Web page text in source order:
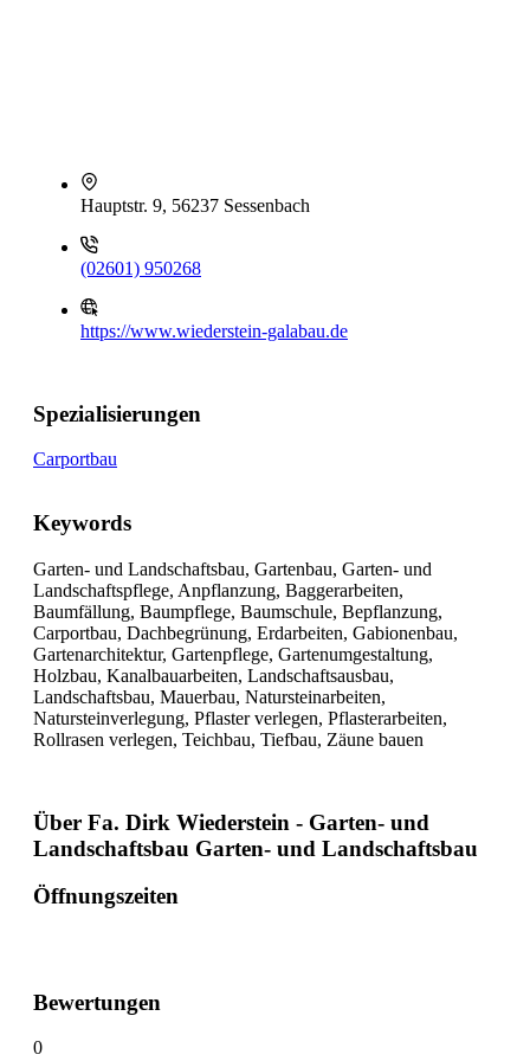
Hauptstr. 9, 56237 Sessenbach
(02601) 950268
https://www.wiederstein-galabau.de
Spezialisierungen
Carportbau
Keywords
Garten- und Landschaftsbau, Gartenbau, Garten- und
Landschaftspflege, Anpflanzung, Baggerarbeiten,
Baumfällung, Baumpflege, Baumschule, Bepflanzung,
Carportbau, Dachbegrünung, Erdarbeiten, Gabionenbau,
Gartenarchitektur, Gartenpflege, Gartenumgestaltung,
Holzbau, Kanalbauarbeiten, Landschaftsausbau,
Landschaftsbau, Mauerbau, Natursteinarbeiten,
Natursteinverlegung, Pflaster verlegen, Pflasterarbeiten,
Rollrasen verlegen, Teichbau, Tiefbau, Zäune bauen
Über Fa. Dirk Wiederstein - Garten- und
Landschaftsbau Garten- und Landschaftsbau
Öffnungszeiten
Bewertungen
0